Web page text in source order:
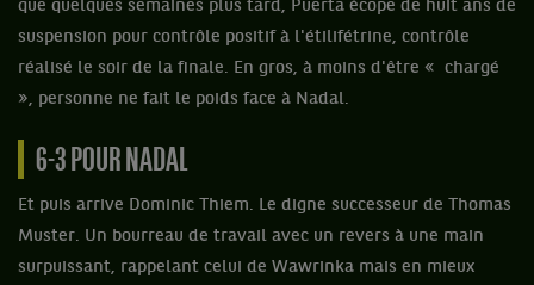
que quelques semaines plus tard, Puerta écope de huit ans de
suspension pour contrôle positif à l'étilifétrine, contrôle
réalisé le soir de la finale. En gros, à moins d'être « chargé
», personne ne fait le poids face à Nadal.
6-3 POUR NADAL
Et puis arrive Dominic Thiem. Le digne successeur de Thomas
Muster. Un bourreau de travail avec un revers à une main
surpuissant, rappelant celui de Wawrinka mais en mieux